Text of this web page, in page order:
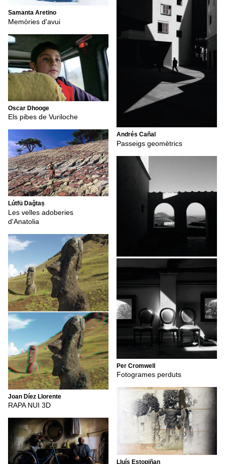
Samanta Aretino
Memòries d'avui
Oscar Dhooge
Els pibes de Vuriloche
Lútfü Dağtaș
Les velles adoberies
d'Anatolia
Joan Díez Llorente
RAPA NUI 3D
Andrés Cañal
Passeigs geomètrics
Per Cromwell
Fotogrames perduts
Lluís Estopiñan